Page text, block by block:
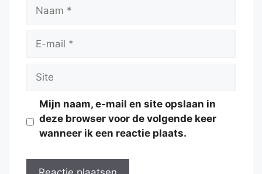
Naam
Site
Mijn naam, e-mail en site opslaan in
deze browser voor de volgende keer
wanneer ik een reactie plaats.